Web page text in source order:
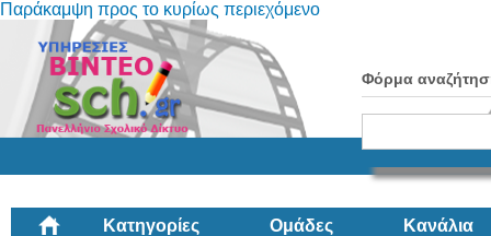
Παράκαμψη προς το κυρίως περιεχόμενο
Φόρμα
Κατηγορίες Ομάδες Κανάλια